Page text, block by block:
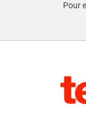
Pour